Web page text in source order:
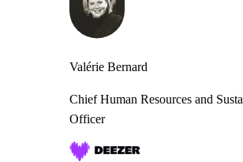
Valérie Bernard
Chief Human Resources and
Officer